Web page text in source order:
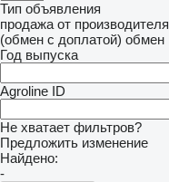
Тип объявления
продажа от производителя
(обмен с доплатой) обмен
Год выпуска
Agroline ID
Не хватает фильтров?
Предложить изменение
Найдено:
-